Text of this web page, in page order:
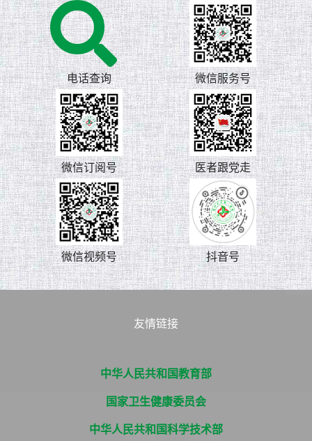
电话查询 微信服务号
微信订阅号 医者跟党走
微信视频号 抖音号
友情链接
中华人民共和国教育部
国家卫生健康委员会
中华人民共和国科学技术部